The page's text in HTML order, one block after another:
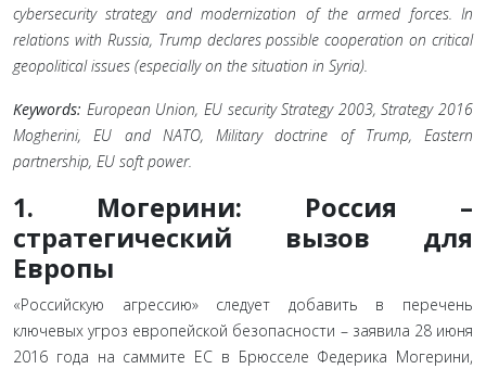
cybersecurity strategy and modernization of the armed forces. In
relations with Russia, Trump declares possible cooperation on critical
geopolitical issues (especially on the situation in Syria).
Keywords: European Union, EU security Strategy 2003, Strategy 2016
Mogherini, EU and NATO, Military doctrine of Trump, Eastern
partnership, EU soft power.
1. Могерини: Россия –
стратегический вызов для
Европы
«Российскую агрессию» следует добавить в перечень
ключевых угроз европейской безопасности – заявила 28 июня
2016 года на саммите ЕС в Брюсселе Федерика Могерини,